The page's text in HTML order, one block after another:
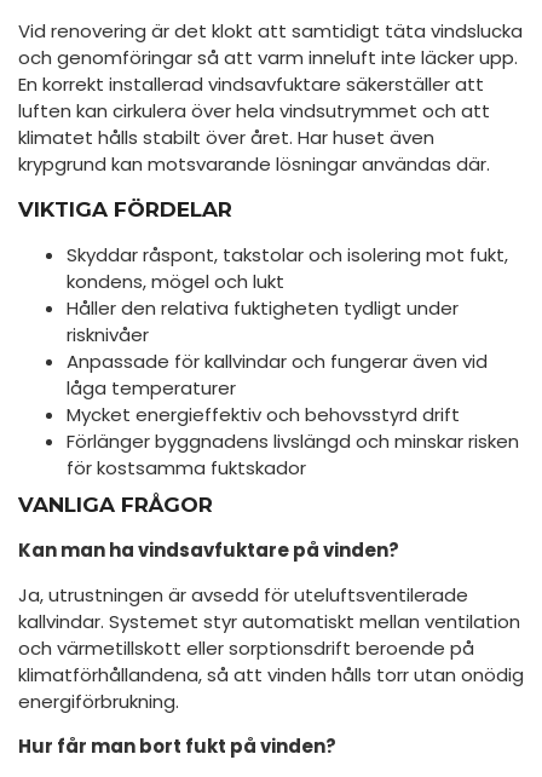
Vid renovering är det klokt att samtidigt täta vindslucka
och genomföringar så att varm inneluft inte läcker upp.
En korrekt installerad vindsavfuktare säkerställer att
luften kan cirkulera över hela vindsutrymmet och att
klimatet hålls stabilt över året. Har huset även
krypgrund kan motsvarande lösningar användas där.
VIKTIGA FÖRDELAR
Skyddar råspont, takstolar och isolering mot fukt,
kondens, mögel och lukt
Håller den relativa fuktigheten tydligt under
risknivåer
Anpassade för kallvindar och fungerar även vid
låga temperaturer
Mycket energieffektiv och behovsstyrd drift
Förlänger byggnadens livslängd och minskar risken
för kostsamma fuktskador
VANLIGA FRÅGOR
Kan man ha vindsavfuktare på vinden?
Ja, utrustningen är avsedd för uteluftsventilerade
kallvindar. Systemet styr automatiskt mellan ventilation
och värmetillskott eller sorptionsdrift beroende på
klimatförhållandena, så att vinden hålls torr utan onödig
energiförbrukning.
Hur får man bort fukt på vinden?